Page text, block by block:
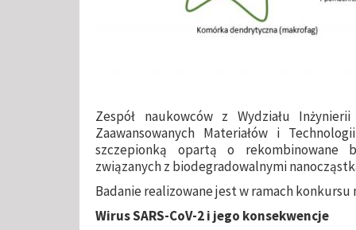
Zespół naukowców z Wydziału
Zaawansowanych Materiałów i
szczepionką opartą o rekombinowane
związanych z biodegradowalnymi
Badanie realizowane jest w ramach konkursu
Wirus SARS-CoV-2 i jego konsekwencje